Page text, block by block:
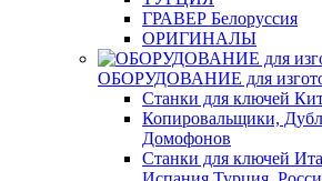
ГРАВЕР Белоруссия
ОРИГИНАЛЫ
ОБОРУДОВАНИЕ для
Станки для ключей
Копировальщики,
Домофонов
Станки для ключей